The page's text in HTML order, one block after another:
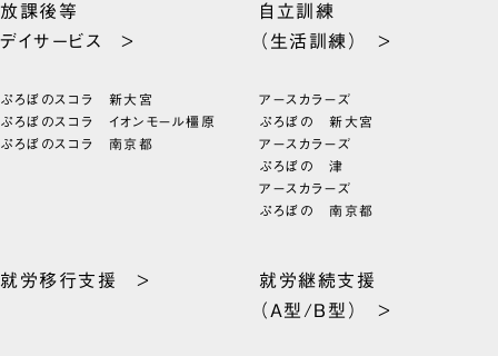
放課後等
デイサービス >
ぷろぼのスコラ 新大宮
ぷろぼのスコラ イオンモール橿原
ぷろぼのスコラ 南京都
自立訓練
（生活訓練） >
アースカラーズ
ぷろぼの 新大宮
アースカラーズ
ぷろぼの 津
アースカラーズ
ぷろぼの 南京都
就労移行支援 >
就労継続支援
（A型/B型） >